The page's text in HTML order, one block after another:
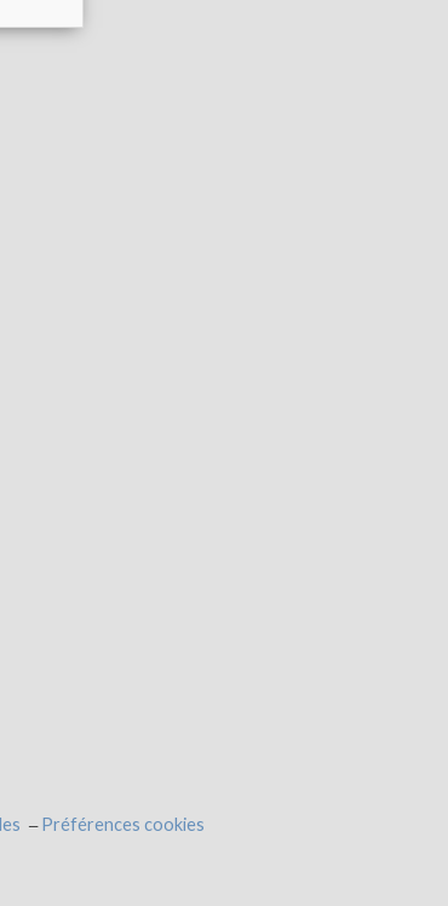
Préférences cookies